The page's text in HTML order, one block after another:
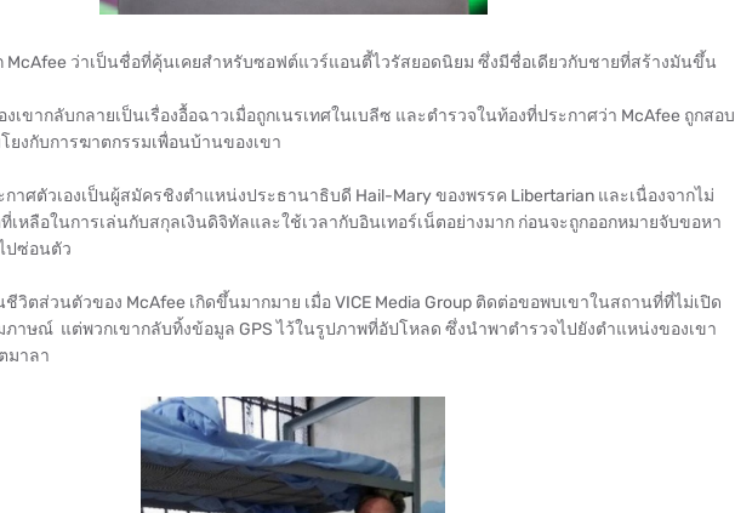
McAfee ว่าเป็นชื่อที่คุ้นเคยสำหรับซอฟต์แวร์แอนตี้ไวรัสยอดนิยม ซึ่งมีชื่อเดียวกับชายที่สร้างมันขึ้น
งเขากลับกลายเป็นเรื่องอื้อฉาวเมื่อถูกเนรเทศในเบลีซ และตำรวจในท้องที่ประกาศว่า McAfee ถูกสอบ
ยงกับการฆาตกรรมเพื่อนบ้านของเขา
กาศตัวเองเป็นผู้สมัครชิงตำแหน่งประธานาธิบดี Hail-Mary ของพรรค Libertarian และเนื่องจากไม่
เหลือในการเล่นกับสกุลเงินดิจิทัลและใช้เวลากับอินเทอร์เน็ตอย่างมาก ก่อนจะถูกออกหมายจับขอหา
ปซ่อนตัว
วิตส่วนตัวของ McAfee เกิดขึ้นมากมาย เมื่อ VICE Media Group ติดต่อขอพบเขาในสถานที่ที่ไม่เปิด
ภาษณ์ แต่พวกเขากลับทิ้งข้อมูล GPS ไว้ในรูปภาพที่อัปโหลด ซึ่งนำพาตำรวจไปยังตำแหน่งของเขา
มาลา